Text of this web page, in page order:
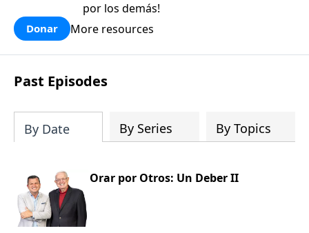
por los demás!
Donar More resources
Past Episodes
By Date By Series By Topics
Orar por Otros: Un Deber II